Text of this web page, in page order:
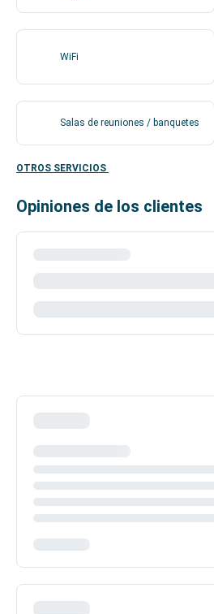
WiFi
Salas de reuniones / banquetes
OTROS SERVICIOS
Opiniones de los clientes